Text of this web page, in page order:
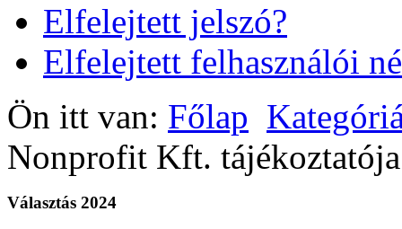
Elfelejtett jelszó?
Elfelejtett felhasználói
Ön itt van: Főlap
Nonprofit Kft.
Választás 2024